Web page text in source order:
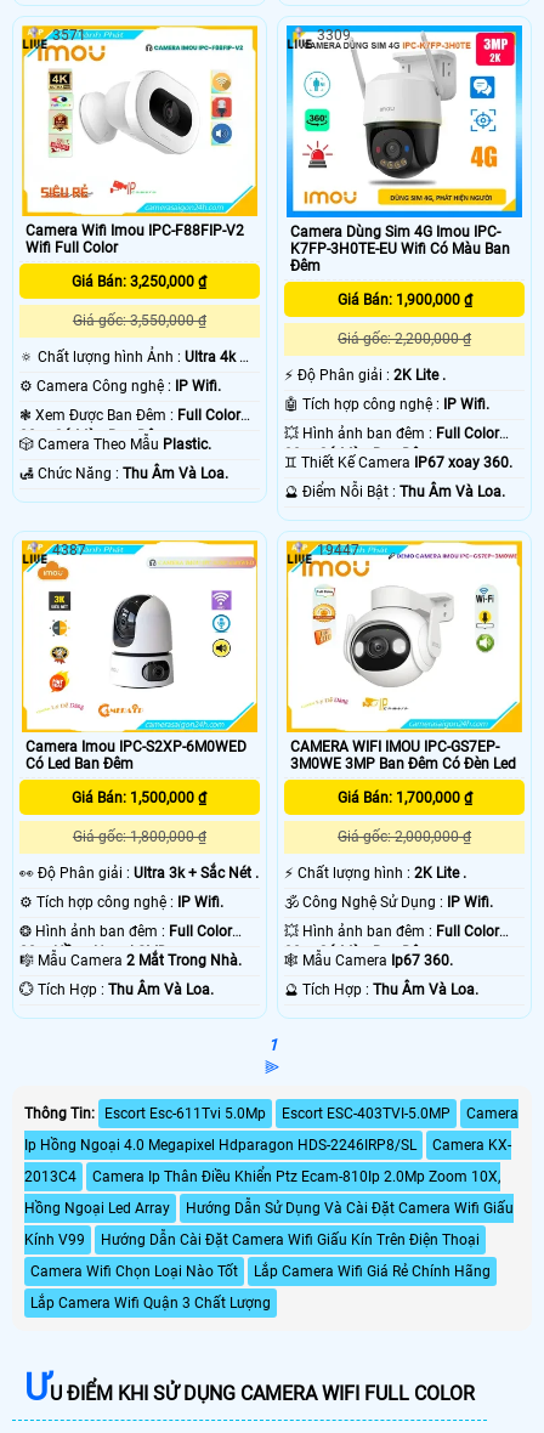
Camera Wifi Imou IPC-F88FIP-V2
Wifi Full Color
Giá Bán: 3,250,000 ₫
Giá gốc: 3,550,000 ₫
🔅 Chất lượng hình Ảnh : Ultra 4k 👍🏾
.
⚙ Camera Công nghệ :
IP Wifi.
❃ Xem Được Ban Đêm : Full Color
20m Có Màu Ban Ðêm.
🎲 Camera Theo Mẫu Plastic.
️🛃 Chức Năng : Thu Âm Và Loa.
3571
Camera Dùng Sim 4G Imou IPC-
K7FP-3H0TE-EU Wifi Có Màu Ban
Đêm
Giá Bán: 1,900,000 ₫
Giá gốc: 2,200,000 ₫
️⚡ Độ Phân giải :2K Lite .
🤖️ Tích hợp công nghệ :
IP Wifi.
💥 Hình ảnh ban đêm : Full Color
30m Có Màu Ban Ðêm.
♊ Thiết Kế Camera
IP67 xoay 360.
️🔮 Điểm Nỗi Bật :Thu Âm Và Loa.
3309
Camera Imou IPC-S2XP-6M0WED
Có Led Ban Đêm
Giá Bán: 1,500,000 ₫
Giá gốc: 1,800,000 ₫
️👀 Độ Phân giải : Ultra 3k + Sắc Nét .
⚙ Tích hợp công nghệ : IP Wifi.
❂ Hình ảnh ban đêm : Full Color
20m Hồng Ngoại SMD.
🎼️ Mẫu Camera 2 Mắt Trong Nhà.
️💮 Tích Hợp : Thu Âm Và Loa.
4387
CAMERA WIFI IMOU IPC-GS7EP-
3M0WE 3MP Ban Đêm Có Đèn Led
Giá Bán: 1,700,000 ₫
Giá gốc: 2,000,000 ₫
️⚡ Chất lượng hình :2K Lite .
🕉️ Công Nghệ Sử Dụng : IP Wifi.
💥 Hình ảnh ban đêm : Full Color
30m Có Màu Ban Ðêm.
🕸️ Mẫu Camera Ip67 360.
️🔮 Tích Hợp :Thu Âm Và Loa.
19447
1
⫸
Thông Tin: Escort Esc-611Tvi 5.0Mp Escort ESC-403TVI-5.0MP
Camera
Ip Hồng Ngoại 4.0 Megapixel Hdparagon HDS-2246IRP8/SL
Camera KX-
2013C4
Camera Ip Thân Điều Khiển Ptz Ecam-810Ip 2.0Mp Zoom 10X,
Hồng Ngoại Led Array
Hướng Dẫn Sử Dụng Và Cài Đặt Camera Wifi Giấu
Kính V99
Hướng Dẫn Cài Đặt Camera Wifi Giấu Kín Trên Điện Thoại
Camera Wifi Chọn Loại Nào Tốt
Lắp Camera Wifi Giá Rẻ Chính Hãng
Lắp Camera Wifi Quận 3 Chất Lượng
ƯU ĐIỂM KHI SỬ DỤNG CAMERA WIFI FULL COLOR